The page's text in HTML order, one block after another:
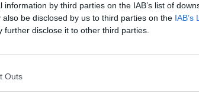
by third parties on the IAB’s list of
be disclosed by us to third parties on the IAB’s
further disclose it to other third parties.
Outs